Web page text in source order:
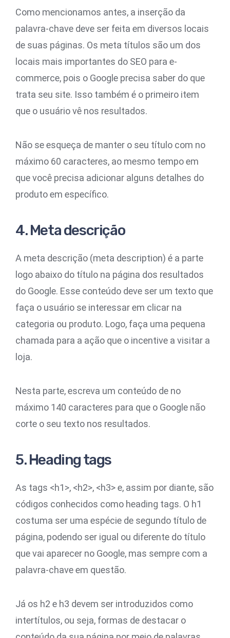
Como mencionamos antes, a inserção da
palavra-chave deve ser feita em diversos locais
de suas páginas. Os meta títulos são um dos
locais mais importantes do SEO para e-
commerce, pois o Google precisa saber do que
trata seu site. Isso também é o primeiro item
que o usuário vê nos resultados.
Não se esqueça de manter o seu título com no
máximo 60 caracteres, ao mesmo tempo em
que você precisa adicionar alguns detalhes do
produto em específico.
4. Meta descrição
A meta descrição (meta description) é a parte
logo abaixo do título na página dos resultados
do Google. Esse conteúdo deve ser um texto que
faça o usuário se interessar em clicar na
categoria ou produto. Logo, faça uma pequena
chamada para a ação que o incentive a visitar a
loja.
Nesta parte, escreva um conteúdo de no
máximo 140 caracteres para que o Google não
corte o seu texto nos resultados.
5. Heading tags
As tags <h1>, <h2>, <h3> e, assim por diante, são
códigos conhecidos como heading tags. O h1
costuma ser uma espécie de segundo título de
página, podendo ser igual ou diferente do título
que vai aparecer no Google, mas sempre com a
palavra-chave em questão.
Já os h2 e h3 devem ser introduzidos como
intertítulos, ou seja, formas de destacar o